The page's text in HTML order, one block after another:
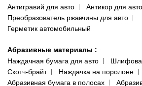
Антигравий для авто
Антикор для авто
Преобразователь ржавчины для авто
Герметик автомобильный
Абразивные материалы :
Наждачная бумага для авто
Скотч-брайт
Наждачка на поролоне
Абразивная бумага в полосах